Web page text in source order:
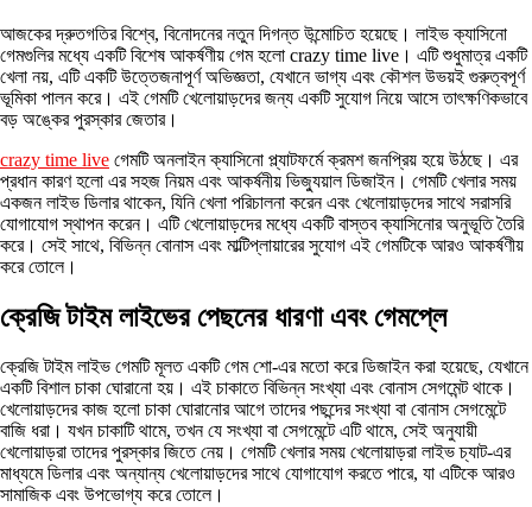
আজকের দ্রুতগতির বিশ্বে, বিনোদনের নতুন দিগন্ত উন্মোচিত হয়েছে। লাইভ ক্যাসিনো
গেমগুলির মধ্যে একটি বিশেষ আকর্ষণীয় গেম হলো crazy time live। এটি শুধুমাত্র একটি
খেলা নয়, এটি একটি উত্তেজনাপূর্ণ অভিজ্ঞতা, যেখানে ভাগ্য এবং কৌশল উভয়ই গুরুত্বপূর্ণ
ভূমিকা পালন করে। এই গেমটি খেলোয়াড়দের জন্য একটি সুযোগ নিয়ে আসে তাৎক্ষণিকভাবে
বড় অঙ্কের পুরস্কার জেতার।
crazy time live গেমটি অনলাইন ক্যাসিনো প্ল্যাটফর্মে ক্রমশ জনপ্রিয় হয়ে উঠছে। এর
প্রধান কারণ হলো এর সহজ নিয়ম এবং আকর্ষনীয় ভিজ্যুয়াল ডিজাইন। গেমটি খেলার সময়
একজন লাইভ ডিলার থাকেন, যিনি খেলা পরিচালনা করেন এবং খেলোয়াড়দের সাথে সরাসরি
যোগাযোগ স্থাপন করেন। এটি খেলোয়াড়দের মধ্যে একটি বাস্তব ক্যাসিনোর অনুভূতি তৈরি
করে। সেই সাথে, বিভিন্ন বোনাস এবং মাল্টিপ্লায়ারের সুযোগ এই গেমটিকে আরও আকর্ষণীয়
করে তোলে।
ক্রেজি টাইম লাইভের পেছনের ধারণা এবং গেমপ্লে
ক্রেজি টাইম লাইভ গেমটি মূলত একটি গেম শো-এর মতো করে ডিজাইন করা হয়েছে, যেখানে
একটি বিশাল চাকা ঘোরানো হয়। এই চাকাতে বিভিন্ন সংখ্যা এবং বোনাস সেগমেন্ট থাকে।
খেলোয়াড়দের কাজ হলো চাকা ঘোরানোর আগে তাদের পছন্দের সংখ্যা বা বোনাস সেগমেন্টে
বাজি ধরা। যখন চাকাটি থামে, তখন যে সংখ্যা বা সেগমেন্টে এটি থামে, সেই অনুযায়ী
খেলোয়াড়রা তাদের পুরস্কার জিতে নেয়। গেমটি খেলার সময় খেলোয়াড়রা লাইভ চ্যাট-এর
মাধ্যমে ডিলার এবং অন্যান্য খেলোয়াড়দের সাথে যোগাযোগ করতে পারে, যা এটিকে আরও
সামাজিক এবং উপভোগ্য করে তোলে।